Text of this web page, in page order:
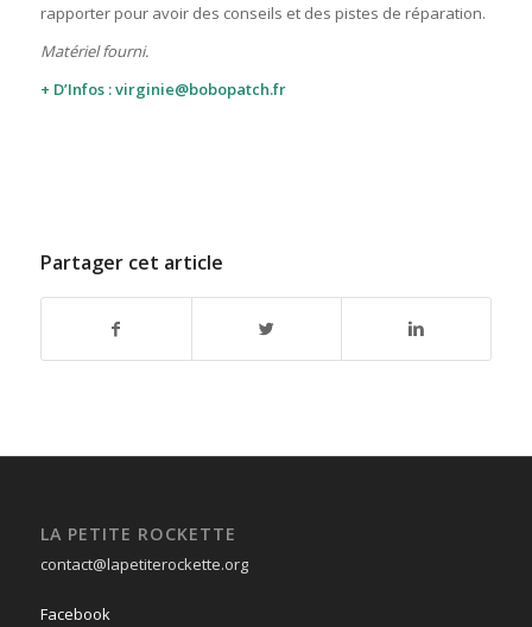
rapporter pour avoir des conseils et des pistes de réparation.
Matériel fourni.
+ D’Infos :virginie@bobopatch.fr
Partager cet article
LA PETITE ROCKETTE
contact@lapetiterockette.org
Facebook